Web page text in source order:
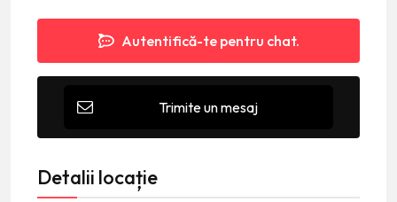
Autentifică-te pentru chat.
Trimite un mesaj
Detalii locație